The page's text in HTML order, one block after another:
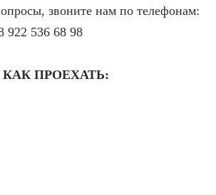
звоните нам по телефонам:
922 536 68 98
КАК ПРОЕХАТЬ: